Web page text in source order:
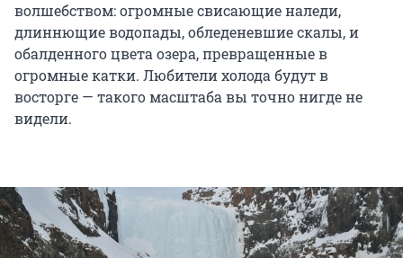
волшебством: огромные свисающие наледи,
длиннющие водопады, обледеневшие скалы, и
обалденного цвета озера, превращенные в
огромные катки. Любители холода будут в
восторге — такого масштаба вы точно нигде не
видели.